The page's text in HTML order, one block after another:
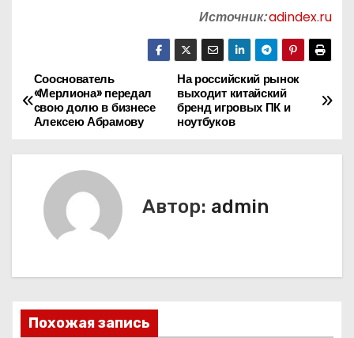
Источник:adindex.ru
Н
а
в
ц
и
На российский рынок
выходит китайский
бренд игровых ПК и
ноутбуков
Сооснователь
«Мерлиона» передал
свою долю в бизнесе
Алексею Абрамову
Автор: admin
Похожая запись